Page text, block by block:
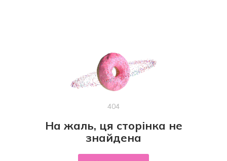
404
На жаль, ця сторінка не
знайдена